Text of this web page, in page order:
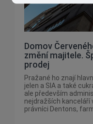
Domov
změní majitele.
prodej
Pražané ho znají
jelen a SIA a také
ale především
nejdražších kanceláří
právníci Dentons,